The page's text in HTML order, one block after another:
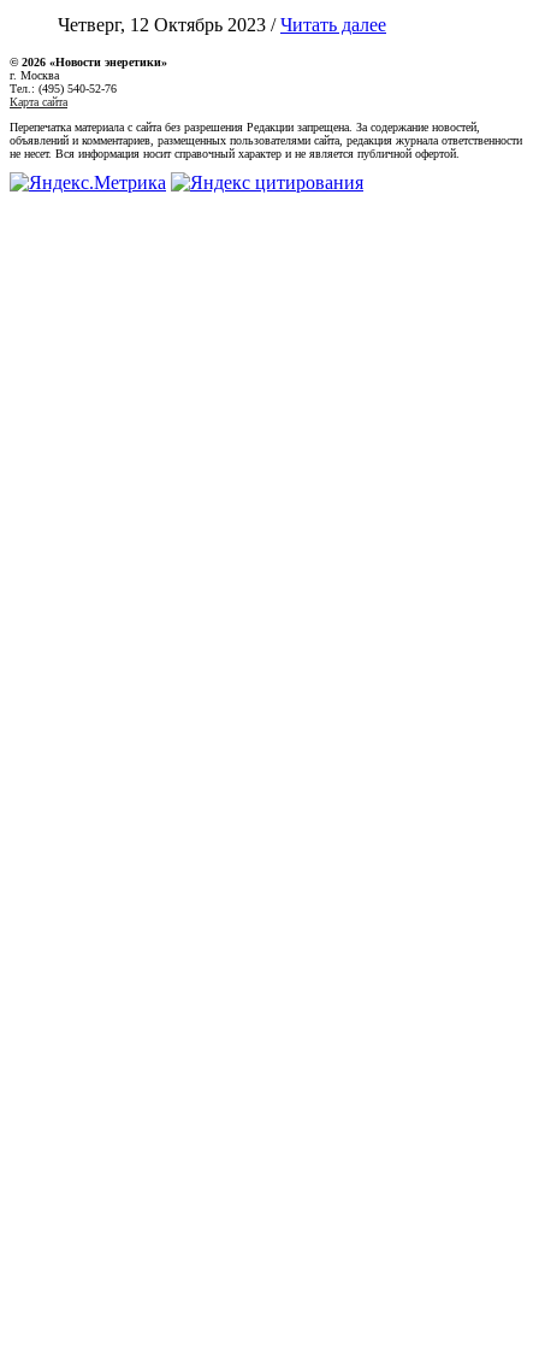
Четверг, 12 Октябрь 2023 /Читать далее
© 2026 «Новости энеретики»
г. Москва
Тел.: (495) 540-52-76
Карта сайта
Перепечатка материала с сайта без разрешения Редакции запрещена. За содержание новостей,
объявлений и комментариев, размещенных пользователями сайта, редакция журнала ответственности
не несет. Вся информация носит справочный характер и не является публичной офертой.